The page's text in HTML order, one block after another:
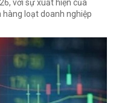
với sự xuất hiện của
hàng loạt doanh nghiệp